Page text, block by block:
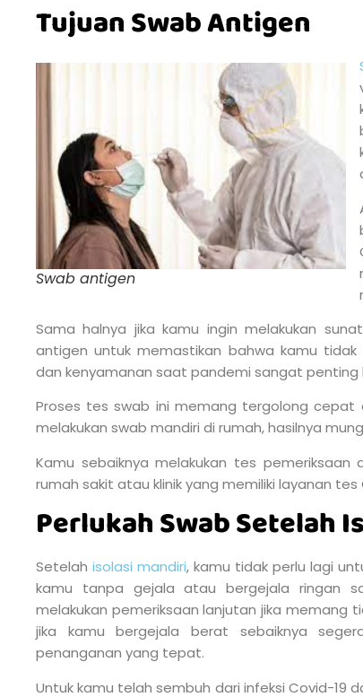
Tujuan Swab Antigen
Swab antigen
Sama halnya jika kamu ingin melakukan
antigen untuk memastikan bahwa kamu tidak
dan kenyamanan saat pandemi sangat penting
Proses tes swab ini memang tergolong cepat
melakukan swab mandiri di rumah, hasilnya
Kamu sebaiknya melakukan tes
rumah sakit atau klinik yang memiliki layanan tes
Perlukah Swab Setelah
Setelah isolasi mandiri, kamu tidak perlu lagi
kamu tanpa gejala atau bergejala ringan
melakukan pemeriksaan lanjutan jika memang
jika kamu bergejala berat sebaiknya
penanganan yang tepat.
Untuk kamu telah sembuh dari infeksi Covid-19